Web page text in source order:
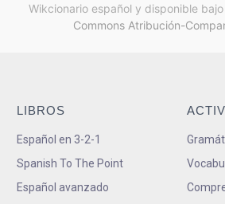
Wikcionario español y disponible bajo
Commons Atribución-
LIBROS
Español en 3-2-1
Spanish To The Point
Español avanzado